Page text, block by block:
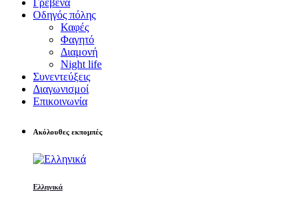
Γρεβενά
Οδηγός πόλης
Καφές
Φαγητό
Διαμονή
Night life
Συνεντεύξεις
Διαγωνισμοί
Επικοινωνία
Ακόλουθες εκπομπές
Ελληνικά